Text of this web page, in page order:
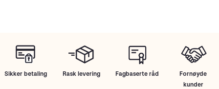
Sikker betaling Rask levering Fagbaserte råd
Fornøyde
kunder